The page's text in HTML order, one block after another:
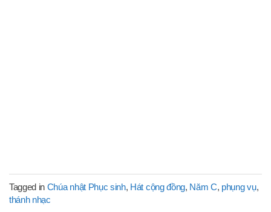
Tagged in Chúa nhật Phục sinh, Hát cộng đồng, Năm C, phụng vụ,
thánh nhạc